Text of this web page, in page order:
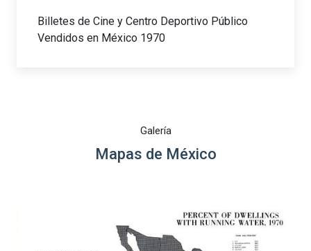
Billetes de Cine y Centro Deportivo Público
Vendidos en México 1970
Galería
Mapas de México